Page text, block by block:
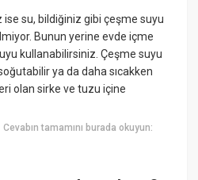
su, bildiğiniz gibi çeşme suyu
Bunun yerine evde içme
kullanabilirsiniz. Çeşme suyu
ya da daha sıcakken
olan sirke ve tuzu içine
Cevabın tamamını burada okuyun: